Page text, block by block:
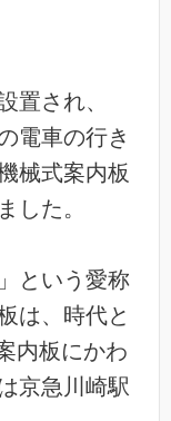
置され、
電車の行き
械式案内板
した。
という愛称
は、時代と
内板にかわ
京急川崎駅